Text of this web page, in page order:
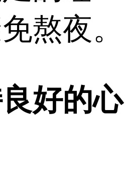
熬夜。
好的心